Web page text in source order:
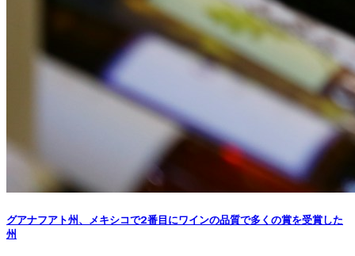
グアナフアト州、メキシコで2番目にワインの品質で多くの賞を受賞した
州